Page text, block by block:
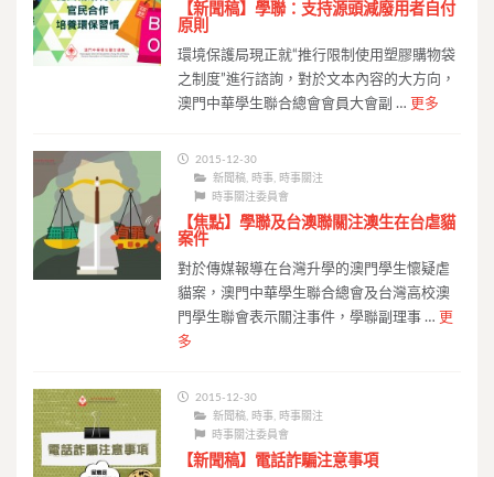
【新聞稿】學聯：支持源頭減廢用者自付
原則
環境保護局現正就“推行限制使用塑膠購物袋
之制度”進行諮詢，對於文本內容的大方向，
澳門中華學生聯合總會會員大會副 … 更多
2015-12-30
新聞稿, 時事, 時事關注
時事關注委員會
【焦點】學聯及台澳聯關注澳生在台虐貓
案件
對於傳媒報導在台灣升學的澳門學生懷疑虐
貓案，澳門中華學生聯合總會及台灣高校澳
門學生聯會表示關注事件，學聯副理事 … 更
多
2015-12-30
新聞稿, 時事, 時事關注
時事關注委員會
【新聞稿】電話詐騙注意事項